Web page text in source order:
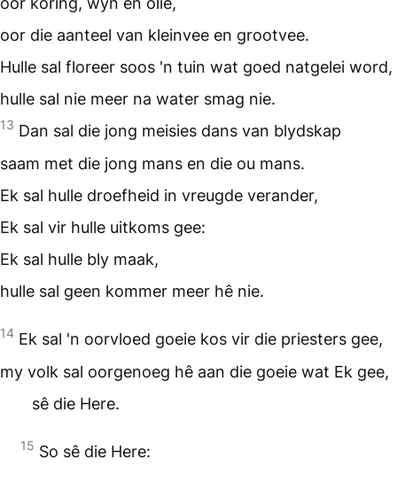
oor die aanteel van kleinvee en grootvee.
Hulle sal floreer soos 'n tuin wat goed natgelei word,
hulle sal nie meer na water smag nie.
13 Dan sal die jong meisies dans van blydskap
saam met die jong mans en die ou mans.
Ek sal hulle droefheid in vreugde verander,
Ek sal vir hulle uitkoms gee:
Ek sal hulle bly maak,
hulle sal geen kommer meer hê nie.
14 Ek sal 'n oorvloed goeie kos vir die priesters gee,
my volk sal oorgenoeg hê aan die goeie wat Ek gee,
sê die Here.
15 So sê die Here: